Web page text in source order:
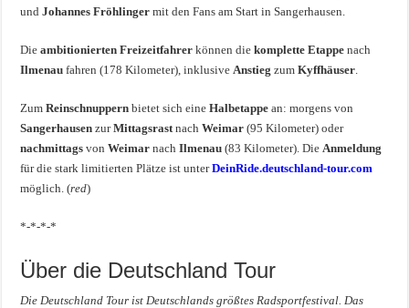
undJohannes Fröhlinger mit den Fans am Start in Sangerhausen.
Dieambitionierten Freizeitfahrer können diekomplette Etappe nach
Ilmenau fahren (178 Kilometer), inklusiveAnstieg zumKyffhäuser.
ZumReinschnuppern bietet sich eineHalbetappe an: morgens von
Sangerhausen zurMittagsrastnachWeimar (95 Kilometer) oder
nachmittags vonWeimar nachIlmenau (83 Kilometer). DieAnmeldung
für die stark limitierten Plätze ist unterDeinRide.deutschland-tour.com
möglich. (red)
*-*-*-*
Über die Deutschland Tour
Die Deutschland Tour ist Deutschlands größtes Radsportfestival. Das